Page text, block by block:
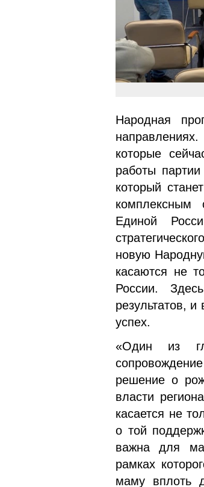
Народная
которые
работы
который
комплексным
Единой
новую
касаются не
России.
результатов,
успех.
«Один из
решение о
власти
касается не
о той
важна для
рамках
маму вплоть